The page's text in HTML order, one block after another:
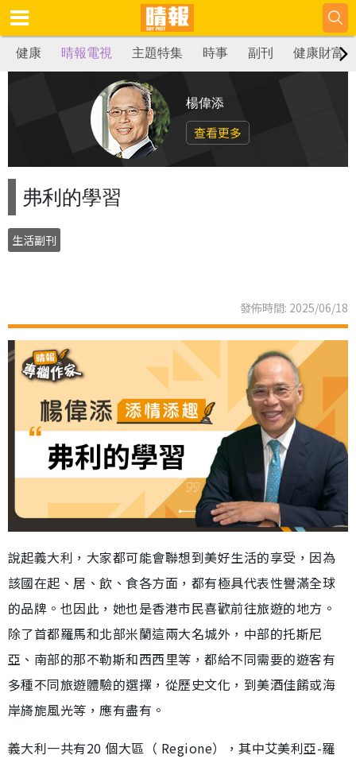
健康 晴報電視 主題特集 時事 副刊 健康財富
楊偉添
查看更多
弗利的學習
生活副刊
發佈時間: 2025/06/18
說起義大利，大家都可能會聯想到美好生活的享受，因為
該國在起、居、飲、食各方面，都有極具代表性譽滿全球
的品牌。也因此，她也是香港市民喜歡前往旅遊的地方。
除了首都羅馬和北部米蘭這兩大名城外，中部的托斯尼
亞、南部的那不勒斯和西西里等，都給不同需要的遊客有
多種不同旅遊體驗的選擇，從歷史文化，到美酒佳餚或海
岸旖旎風光等，應有盡有。
義大利一共有20 個大區（ Regione），其中艾美利亞-羅